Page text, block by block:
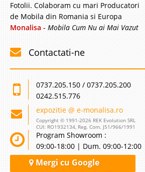
Fotolii. Colaboram cu mari Producatori
de Mobila din Romania si Europa
Monalisa - Mobila Cum Nu ai Mai Vazut
Contactati-ne
0737.205.150 / 0737.205.200
0242.515.776
expozitie @ e-monalisa.ro
Copyright © 1991-2026 REK Evolution SRL
CUI: RO1932134, Reg. Com. J51/966/1991
Program Showroom :
09:00-18:00 | Dum. 09:00-12:00
Mergi cu Google